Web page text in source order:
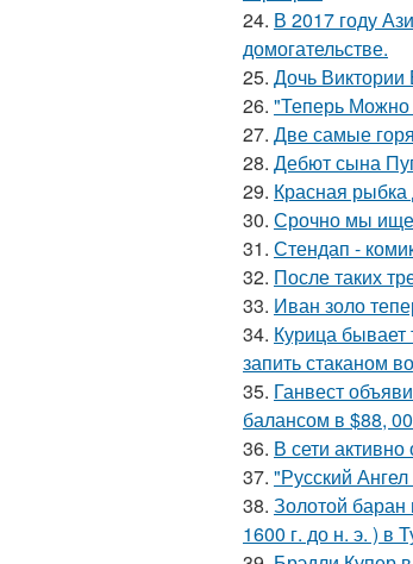
24. В 2017 году
домогательстве.
25. Дочь Виктории
26. "Теперь Можно
27. Две самые
28. Дебют сына
29. Красная рыбка
30. Срочно мы
31. Стендап -
32. После таких
33. Иван золо
34. Курица бывает
запить стаканом
35. Ганвест
балансом в $88,
36. В сети
37. "Русский
38. Золотой баран
1600 г. до н. э. ) в